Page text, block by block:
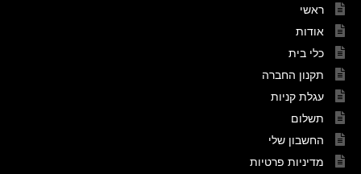
ראשי
אודות
כלי בית
תקנון החברה
עגלת קניות
תשלום
החשבון שלי
מדיניות פרטיות